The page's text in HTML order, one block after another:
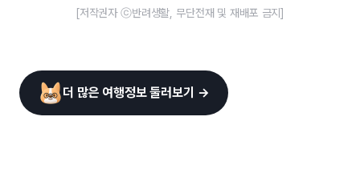
[저작권자 ⓒ반려생활, 무단전재 및 재배포 금지]
더 많은 여행정보 둘러보기 →